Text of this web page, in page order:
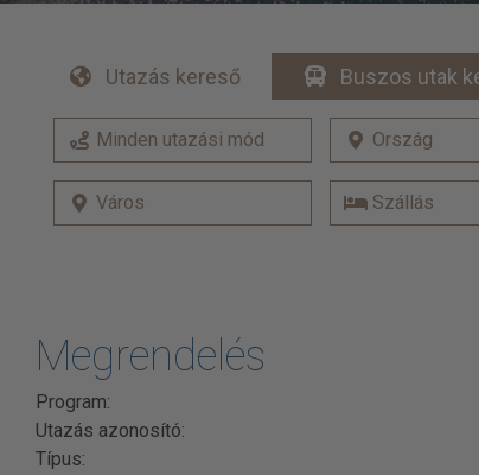
Utazás kereső Buszos utak
Megrendelés
Program:
Utazás azonosító:
Típus: